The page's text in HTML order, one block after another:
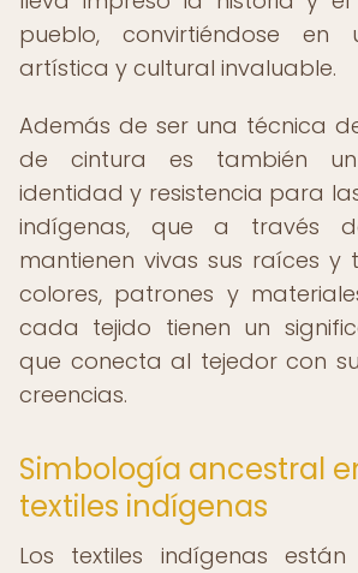
pueblo, convirtiéndose en
artística y cultural invaluable.
Además de ser una técnica
de cintura es también
identidad y resistencia para
indígenas, que a través
mantienen vivas sus raíces y
colores, patrones y
cada tejido tienen un
que conecta al tejedor con
creencias.
Simbología ancestral
textiles indígenas
Los textiles indígenas